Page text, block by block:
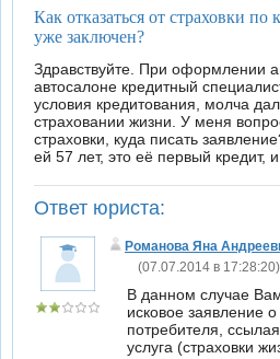
Как отказаться от страховки по
уже заключен?
Здравствуйте. При оформлении
автосалоне кредитный
условия кредитования, молча
страховании жизни. У меня
страховки, куда писать
ей 57 лет, это её первый кредит,
Ответ юриста:
Романова Яна
(07.07.2014 в 17:28:20)
В данном случае
исковое заявление
потребителя,
услуга (страховки